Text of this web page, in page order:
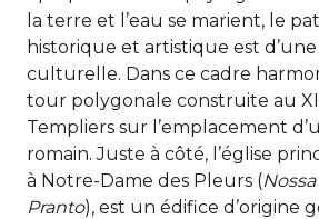
la terre et l’eau se marient, le
historique et artistique est
culturelle. Dans ce cadre
tour polygonale construite au
Templiers sur l’emplacement
romain. Juste à côté, l’église
à Notre-Dame des Pleurs (
Pranto), est un édifice d’origine